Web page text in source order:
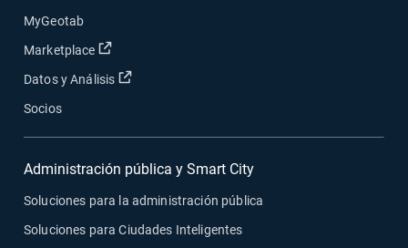
MyGeotab
Marketplace
Abrir en una nueva ventana
Datos y Análisis Abrir en una nueva ventana
Socios
Administración pública y Smart City
Soluciones para la administración pública
Soluciones para Ciudades Inteligentes